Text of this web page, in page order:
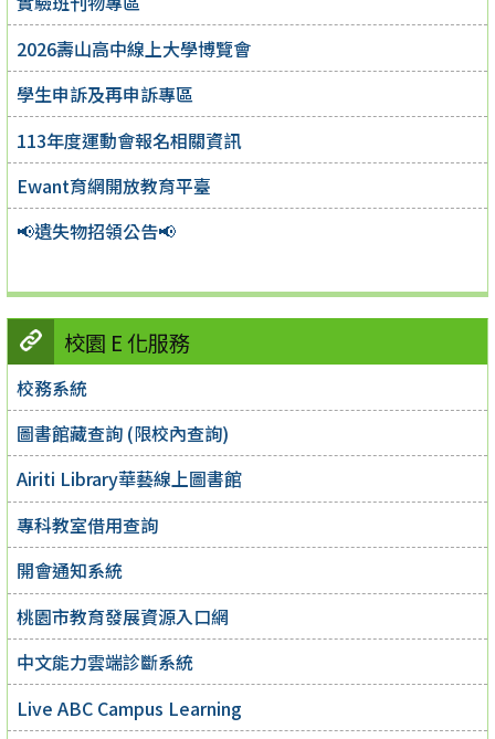
2026壽山高中線上大學博覽會
學生申訴及再申訴專區
113年度運動會報名相關資訊
Ewant育網開放教育平臺
📢遺失物招領公告📢
校園 E 化服務
校務系統
圖書館藏查詢 (限校內查詢)
Airiti Library華藝線上圖書館
專科教室借用查詢
開會通知系統
桃園市教育發展資源入口網
中文能力雲端診斷系統
Live ABC Campus Learning